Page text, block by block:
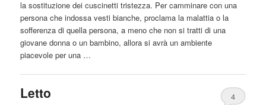
la sostituzione dei cuscinetti tristezza. Per camminare con una
persona che indossa vesti bianche, proclama la malattia o la
sofferenza di quella persona, a meno che non si tratti di una
giovane donna o un bambino, allora si avrà un ambiente
piacevole per una …
Letto
4